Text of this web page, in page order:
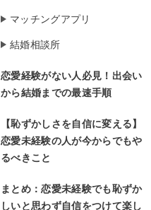
マッチングアプリ
結婚相談所
恋愛経験がない人必見！出会い
から結婚までの最速手順
【恥ずかしさを自信に変える】
恋愛未経験の人が今からでもや
るべきこと
まとめ：恋愛未経験でも恥ずか
しいと思わず自信をつけて楽し